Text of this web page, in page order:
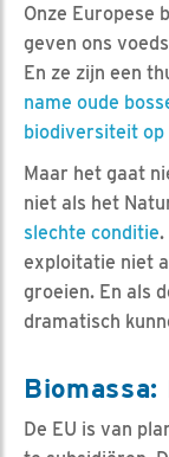
Onze Europese
geven ons
En ze zijn een
name oude
biodiversiteit op
Maar het gaat
niet als het
slechte conditie.
exploitatie niet
groeien. En als
dramatisch
De EU is van